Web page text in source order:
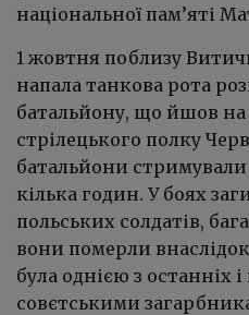
національної пам’яті
1 жовтня поблизу
напала танкова рота
батальйону, що йшов на
стрілецького полку
батальйони
кілька годин. У боях
польських солдатів,
вони померли
була однією з останніх
совєтськими